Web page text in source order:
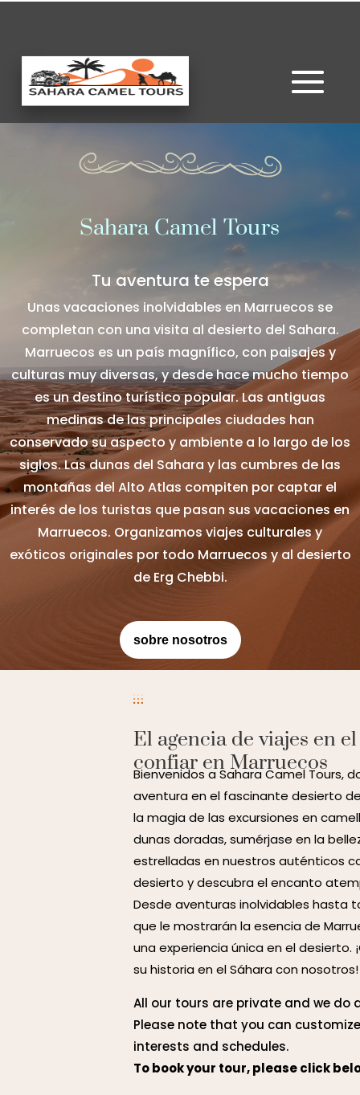
Sahara Camel Tours
Tu aventura te espera
Unas vacaciones inolvidables en Marruecos se
completan con una visita al desierto del Sahara.
Marruecos es un país magnífico, con paisajes y
culturas muy diversas, y desde hace mucho tiempo
es un destino turístico popular. Las antiguas
medinas de las principales ciudades han
conservado su aspecto y ambiente a lo largo de los
siglos. Las dunas del Sahara y las cumbres de las
montañas del Alto Atlas compiten por captar el
interés de los turistas que pasan sus vacaciones en
Marruecos. Organizamos viajes culturales y
exóticos originales por todo Marruecos y al desierto
de Erg Chebbi.
sobre nosotros
El agencia de viajes en
confiar en Marruecos
Bienvenidos a Sahara Camel Tours,
aventura en el fascinante desierto
la magia de las excursiones en
dunas doradas, sumérjase en la
estrelladas en nuestros auténticos
desierto y descubra el encanto
Desde aventuras inolvidables hasta
que le mostrarán la esencia de
una experiencia única en el desierto.
su historia en el Sáhara con nosotros!
All our tours are private and we do
Please note that you can
interests and schedules.
To book your tour, please click